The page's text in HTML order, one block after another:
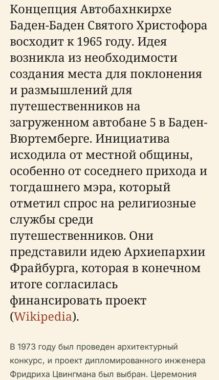
Концепция Автобахнкирхе
Баден-Баден Святого Христофора
восходит к 1965 году. Идея
возникла из необходимости
создания места для поклонения
и размышлений для
путешественников на
загруженном автобане 5 в Баден-
Вюртемберге. Инициатива
исходила от местной общины,
особенно от соседнего прихода и
тогдашнего мэра, который
отметил спрос на религиозные
службы среди
путешественников. Они
представили идею Архиепархии
Фрайбурга, которая в конечном
итоге согласилась
финансировать проект
(Wikipedia).
В 1973 году был проведен архитектурный
конкурс, и проект дипломированного инженера
Фридриха Цвингмана был выбран. Церемония